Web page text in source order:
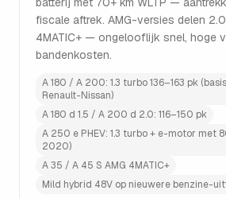
fiscale aftrek. AMG-versies delen
4MATIC+ — ongelooflijk snel, hoge
bandenkosten.
A 180 / A 200: 1.3 turbo 136–163 pk
Renault-Nissan)
A 180 d 1.5 / A 200 d 2.0: 116–150 pk
A 250 e PHEV: 1.3 turbo + e-motor met
2020)
A 35 / A 45 S AMG 4MATIC+
Mild hybrid 48V op nieuwere benzine-